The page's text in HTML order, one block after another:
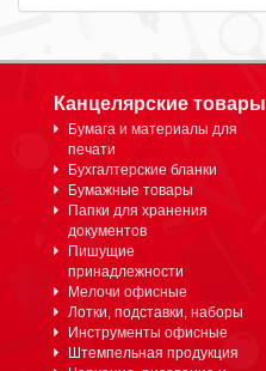
Канцелярские товары
Бумага и материалы для
печати
Бухгалтерские бланки
Бумажные товары
Папки для хранения
документов
Пишущие
принадлежности
Мелочи офисные
Лотки, подставки, наборы
Инструменты офисные
Штемпельная продукция